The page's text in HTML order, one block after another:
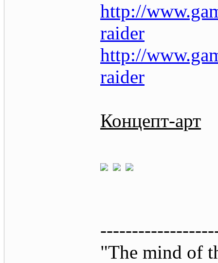
http://
raider
http://
raider
Концепт-арт
"The mind of